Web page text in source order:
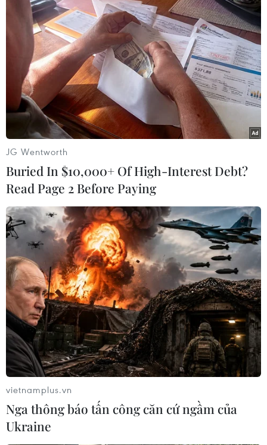
#Liên minh châu Âu
#Thượng viện Thụy Sĩ
#Đàm phán
#Quyền công dân châu Âu
#Lợi ích
Thụy Sĩ
Theo dõi VietnamPlus
TIN LIÊN QUAN
JG Wentworth
Buried In $10,000+ Of High-Interest Debt?
Read Page 2 Before Paying
vietnamplus.vn
Nga thông báo tấn công căn cứ ngầm của
Ukraine